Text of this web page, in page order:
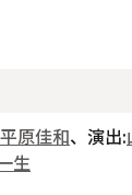
平原佳和、演出:
生